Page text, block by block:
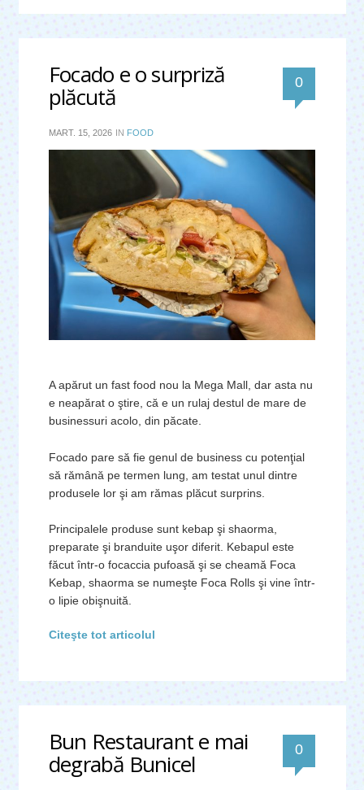
Focado e o surpriză
plăcută 0
MART. 15, 2026 IN FOOD
A apărut un fast food nou la Mega Mall, dar asta nu
e neapărat o ştire, că e un rulaj destul de mare de
businessuri acolo, din păcate.
Focado pare să fie genul de business cu potenţial
să rămână pe termen lung, am testat unul dintre
produsele lor şi am rămas plăcut surprins.
Principalele produse sunt kebap şi shaorma,
preparate şi branduite uşor diferit. Kebapul este
făcut într-o focaccia pufoasă şi se cheamă Foca
Kebap, shaorma se numeşte Foca Rolls şi vine într-
o lipie obişnuită.
Citeşte tot articolul
Bun Restaurant e mai
degrabă Bunicel 0